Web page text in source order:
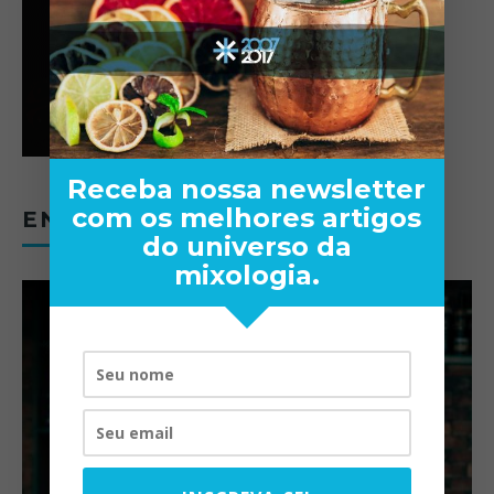
ENTREVISTAS
Receba nossa newsletter
com os melhores artigos
do universo da
mixologia.